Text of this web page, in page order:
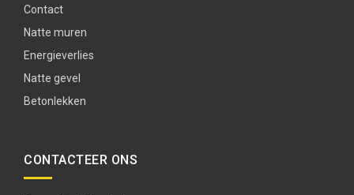
Contact
Natte muren
Energieverlies
Natte gevel
Betonlekken
CONTACTEER ONS